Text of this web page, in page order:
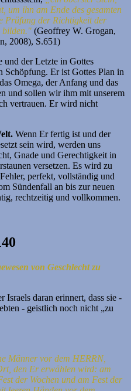
um ihn am Ende des gesamten
Prüfung der Richtigkeit der
bilden." (Geoffrey W. Grogan,
2008), S.651)
und der Letzte in Gottes
Schöpfung. Er ist Gottes Plan in
Omega, der Anfang und das
und sollen wir ihm mit unserem
vertrauen. Er wird nicht
Wenn Er fertig ist und der
sein wird, werden uns
Gnade und Gerechtigkeit in
versetzen. Es wird zu
perfekt, vollständig und
Sündenfall an bis zur neuen
rechtzeitig und vollkommen.
von Geschlecht zu
daran erinnert, dass sie -
- geistlich noch nicht „zu
Männer vor dem HERRN,
den Er erwählen wird: am
der Wochen und am Fest der